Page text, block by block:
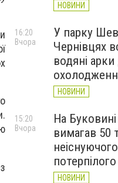
НОВИНИ
У парку
Чернівцях
водяні
НОВИНИ
16:20
Вчора
На
вимагав 50
потерпілого
НОВИНИ
15:20
Вчора